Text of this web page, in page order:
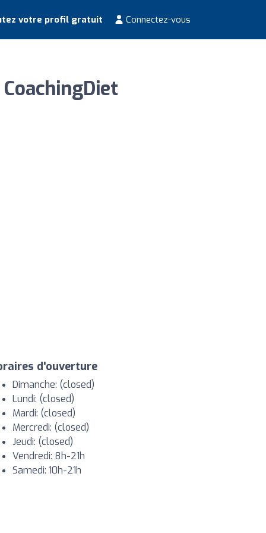
votre profil gratuit Connectez-vous
d'ouverture
Dimanche: (closed)
Lundi: (closed)
Mardi: (closed)
Mercredi: (closed)
Jeudi: (closed)
Vendredi: 8h-21h
Samedi: 10h-21h